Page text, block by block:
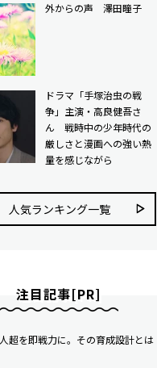
外からの声 澤田瞳子
ドラマ「手塚治虫の戦
争」主演・高良健吾さ
ん 戦時中の少年時代の
厳しさと漫画への強い熱
量を感じながら
人気ランキング⼀覧
注目記事[PR]
超を即戦力に。その育成設計とは